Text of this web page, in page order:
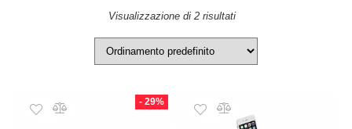
Visualizzazione di 2 risultati
- 29%